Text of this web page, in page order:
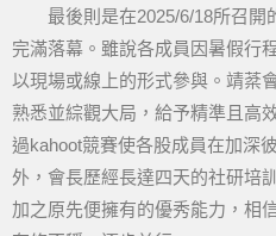
最後則是在2025/6/18所召開
完滿落幕。雖說各成員因暑假行
以現場或線上的形式參與。靖棻
熟悉並綜觀大局，給予精準且高
過kahoot競賽使各股成員在加深
外，會長歷經長達四天的社研培
加之原先便擁有的優秀能力，相